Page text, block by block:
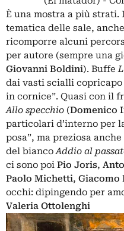
È una mostra a più
tematica delle sale,
ricomporre alcuni
per autore (sempre una
Giovanni Boldini). Buffe
dai vasti scialli copricapo
in cornice”. Quasi con il
Allo specchio (Domenico
particolari d’interno per
posa”, ma preziosa
del biancoAddio al
ci sono poi Pio Joris,
Paolo Michetti, Giacomo
occhi: dipingendo per
Valeria Ottolenghi